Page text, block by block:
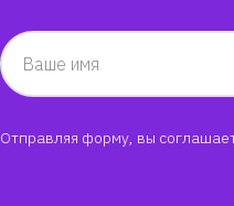
Ваше имя
Отправляя форму, вы